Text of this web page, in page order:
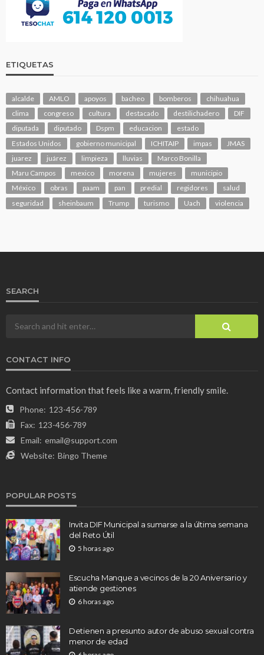
ETIQUETAS
alcalde AMLO apoyos bacheo bomberos
chihuahua
clima
congreso cultura destacado destilichadero
DIF
diputada
diputado Dspm educacion
estado
Estados Unidos
gobierno municipal ICHITAIP impas
JMAS
juarez
juárez limpieza lluvias
Marco Bonilla
Maru Campos
mexico morena mujeres
municipio
México
obras paam pan predial regidores
salud
seguridad
sheinbaum Trump turismo Uach violencia
SEARCH
CONTACT INFO
Contact information that feels like a warm, friendly smile.
Phone: 123-456-789
Fax: 123-456-789
Email: email@support.com
Website: Bingo Theme
POPULAR POSTS
Invita DIF Municipal a sumarse a la última semana
del Reto Útil
5 horas ago
Escucha Manque a vecinos de la 20 Aniversario y
atiende gestiones
6 horas ago
Detienen a presunto autor de abuso sexual contra
menor de edad